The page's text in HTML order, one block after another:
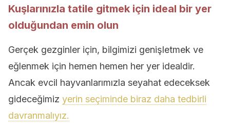
Kuşlarınızla tatile gitmek için ideal bir yer
olduğundan emin olun
Gerçek gezginler için, bilgimizi genişletmek ve
eğlenmek için hemen hemen her yer idealdir.
Ancak evcil hayvanlarımızla seyahat edeceksek
gideceğimiz yerin seçiminde biraz daha tedbirli
davranmalıyız.